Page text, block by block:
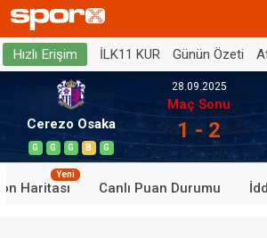
Hızlı Erişim İLK11 KUR Günün Özeti
Cerezo Osaka
G G G B G
28.09.2025
Maç Sonu
1 - 2
Haritası
Yeni
Canlı Puan Durumu